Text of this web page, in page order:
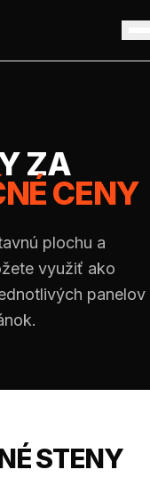
ZA
CENY
plochu a
využiť ako
panelov
STENY